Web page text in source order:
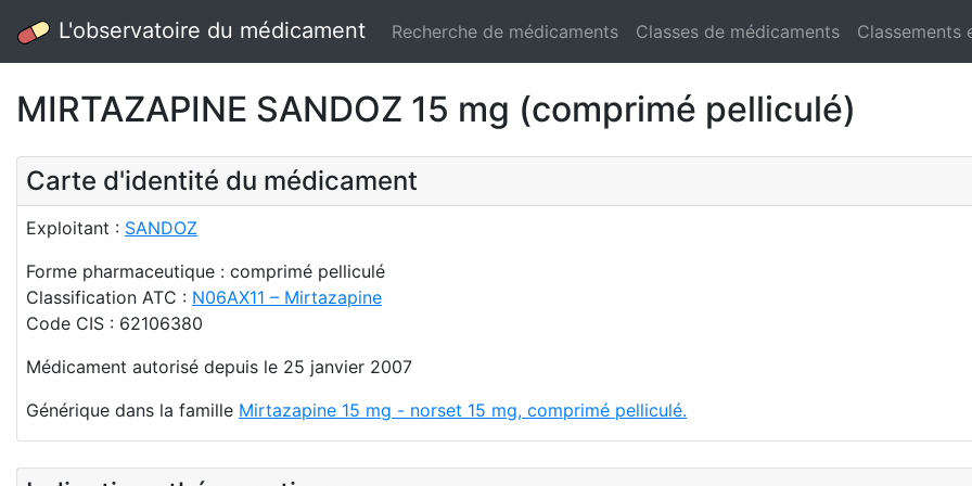
L'observatoire du médicament Recherche de médicaments Classes de médicaments Classements
MIRTAZAPINE SANDOZ 15 mg (comprimé pelliculé)
Carte d'identité du médicament
Exploitant : SANDOZ
Forme pharmaceutique : comprimé pelliculé
Classification ATC : N06AX11 – Mirtazapine
Code CIS : 62106380
Médicament autorisé depuis le 25 janvier 2007
Générique dans la famille Mirtazapine 15 mg - norset 15 mg, comprimé pelliculé.